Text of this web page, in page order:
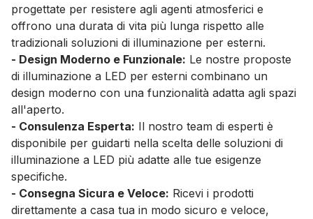
progettate per resistere agli agenti atmosferici e
offrono una durata di vita più lunga rispetto alle
tradizionali soluzioni di illuminazione per esterni.
- Design Moderno e Funzionale: Le nostre proposte
di illuminazione a LED per esterni combinano un
design moderno con una funzionalità adatta agli spazi
all'aperto.
- Consulenza Esperta: Il nostro team di esperti è
disponibile per guidarti nella scelta delle soluzioni di
illuminazione a LED più adatte alle tue esigenze
specifiche.
- Consegna Sicura e Veloce: Ricevi i prodotti
direttamente a casa tua in modo sicuro e veloce,